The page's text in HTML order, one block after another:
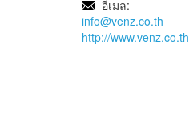
อีเมล:
info@venz.co.th
http://www.venz.co.th